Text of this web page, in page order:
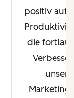
positiv auf
die